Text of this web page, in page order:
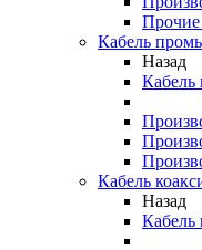
Прочие
Кабель
Назад
Кабель
Назад
Кабель